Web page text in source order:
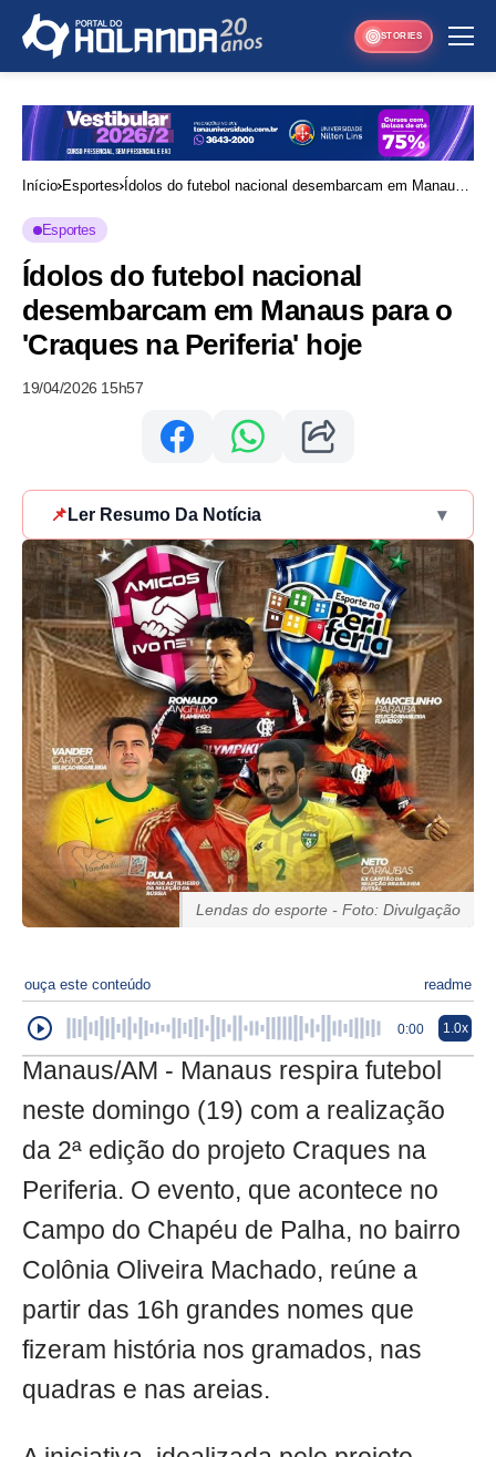
STORIES
Início Esportes Ídolos do futebol nacional desembarcam em Manaus
Esportes
Ídolos do futebol nacional
desembarcam em Manaus para o
'Craques na Periferia' hoje
19/04/2026 15h57
📌 Ler Resumo Da Notícia ▾
Lendas do esporte - Foto: Divulgação
ouça este conteúdo readme
0:00 1.0x
Manaus/AM - Manaus respira futebol
neste domingo (19) com a realização
da 2ª edição do projeto Craques na
Periferia. O evento, que acontece no
Campo do Chapéu de Palha, no bairro
Colônia Oliveira Machado, reúne a
partir das 16h grandes nomes que
fizeram história nos gramados, nas
quadras e nas areias.